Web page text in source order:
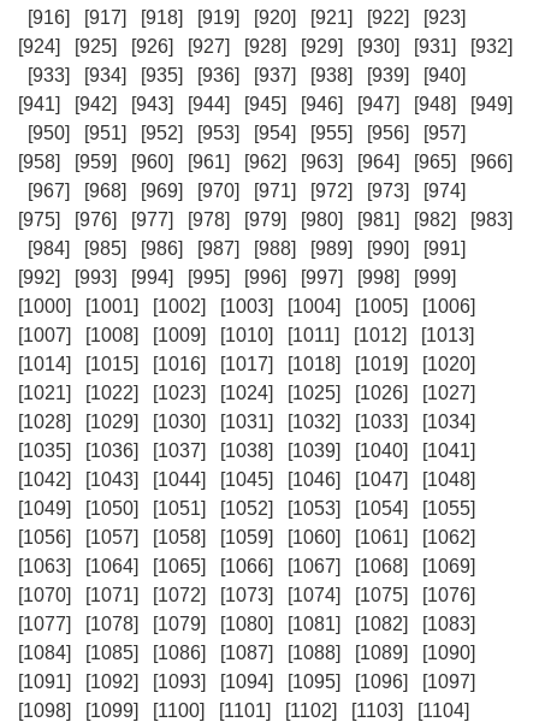
[916] [917] [918] [919] [920] [921] [922]
[923]
[924]
[925] [926] [927] [928] [929] [930] [931]
[932]
[933]
[934] [935] [936] [937] [938] [939]
[940]
[941]
[942] [943] [944] [945] [946] [947] [948]
[949]
[950]
[951] [952] [953] [954] [955] [956]
[957]
[958]
[959] [960] [961] [962] [963] [964] [965]
[966]
[967]
[968] [969] [970] [971] [972] [973]
[974]
[975]
[976] [977] [978] [979] [980] [981] [982]
[983]
[984]
[985] [986] [987] [988] [989] [990]
[991]
[992]
[993] [994] [995] [996] [997] [998]
[999]
[1000]
[1001] [1002] [1003] [1004] [1005]
[1006]
[1007]
[1008] [1009] [1010] [1011] [1012]
[1013]
[1014]
[1015] [1016] [1017] [1018] [1019]
[1020]
[1021]
[1022] [1023] [1024] [1025] [1026]
[1027]
[1028]
[1029] [1030] [1031] [1032] [1033]
[1034]
[1035]
[1036] [1037] [1038] [1039] [1040]
[1041]
[1042]
[1043] [1044] [1045] [1046] [1047]
[1048]
[1049]
[1050] [1051] [1052] [1053] [1054]
[1055]
[1056]
[1057] [1058] [1059] [1060] [1061]
[1062]
[1063]
[1064] [1065] [1066] [1067] [1068]
[1069]
[1070]
[1071] [1072] [1073] [1074] [1075]
[1076]
[1077]
[1078] [1079] [1080] [1081] [1082]
[1083]
[1084]
[1085] [1086] [1087] [1088] [1089]
[1090]
[1091]
[1092] [1093] [1094] [1095] [1096]
[1097]
[1098]
[1099] [1100] [1101] [1102] [1103]
[1104]